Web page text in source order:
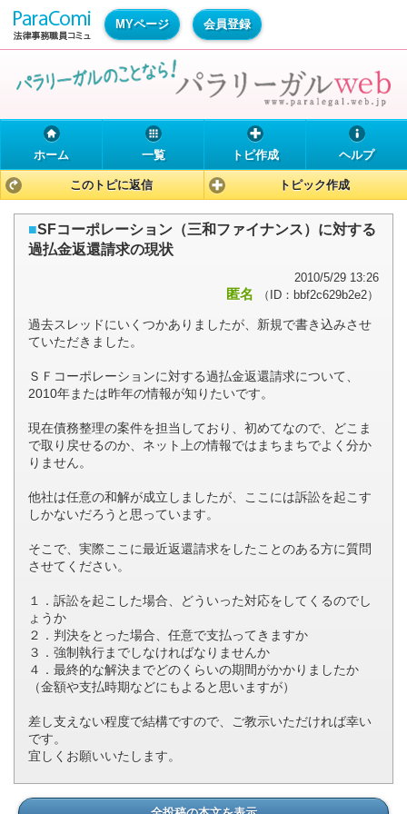
MYページ 会員登録
ホーム 一覧 トピ作成 ヘルプ
このトピに返信 トピック作成
■SFコーポレーション（三和ファイナンス）に対する
過払金返還請求の現状
2010/5/29 13:26
匿名 （ID：bbf2c629b2e2）
過去スレッドにいくつかありましたが、新規で書き込みさせ
ていただきました。
ＳＦコーポレーションに対する過払金返還請求について、
2010年または昨年の情報が知りたいです。
現在債務整理の案件を担当しており、初めてなので、どこま
で取り戻せるのか、ネット上の情報ではまちまちでよく分か
りません。
他社は任意の和解が成立しましたが、ここには訴訟を起こす
しかないだろうと思っています。
そこで、実際ここに最近返還請求をしたことのある方に質問
させてください。
１．訴訟を起こした場合、どういった対応をしてくるのでし
ょうか
２．判決をとった場合、任意で支払ってきますか
３．強制執行までしなければなりませんか
４．最終的な解決までどのくらいの期間がかかりましたか
（金額や支払時期などにもよると思いますが）
差し支えない程度で結構ですので、ご教示いただければ幸い
です。
宜しくお願いいたします。